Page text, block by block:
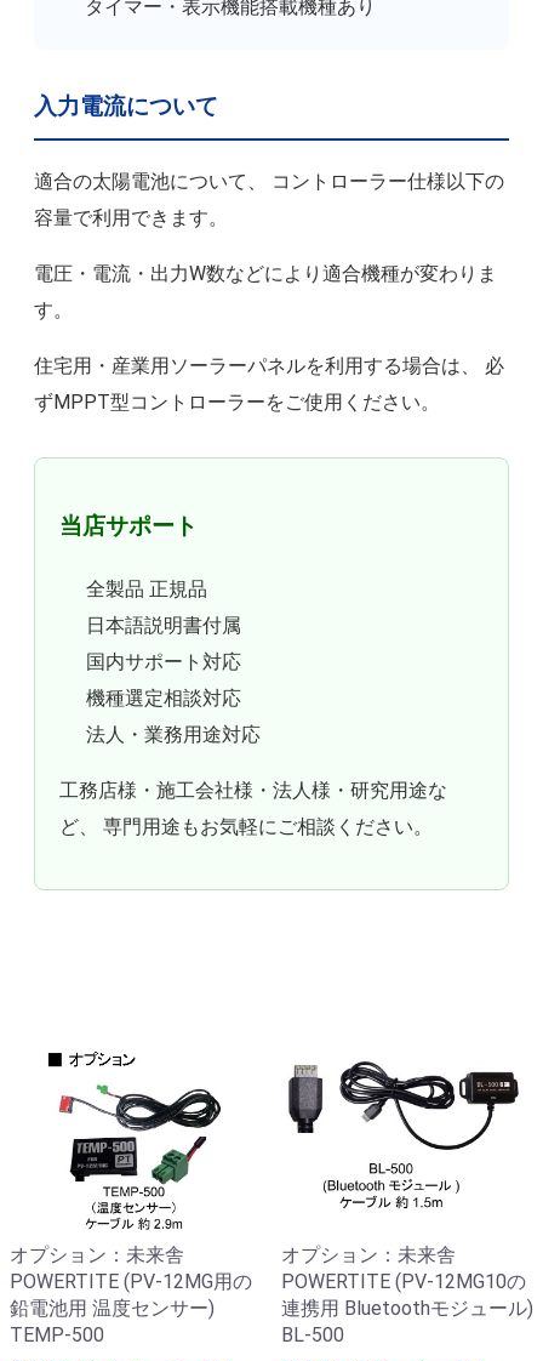
タイマー・表示機能搭載機種あり
入力電流について
適合の太陽電池について、 コントローラー仕様以下の
容量で利用できます。
電圧・電流・出力W数などにより適合機種が変わりま
す。
住宅用・産業用ソーラーパネルを利用する場合は、 必
ずMPPT型コントローラーをご使用ください。
当店サポート
全製品 正規品
日本語説明書付属
国内サポート対応
機種選定相談対応
法人・業務用途対応
工務店様・施工会社様・法人様・研究用途な
ど、 専門用途もお気軽にご相談ください。
オプション：未来舎
POWERTITE (PV-12MG用の
鉛電池用 温度センサー)
TEMP-500
オプション：未来舎
POWERTITE (PV-12MG10の
連携用 Bluetoothモジュール)
BL-500